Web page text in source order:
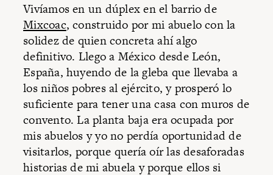
Vivíamos en un dúplex en el barrio de
Mixcoac, construido por mi abuelo con la
solidez de quien concreta ahí algo
definitivo. Llego a México desde León,
España, huyendo de la gleba que llevaba a
los niños pobres al ejército, y prosperó lo
suficiente para tener una casa con muros de
convento. La planta baja era ocupada por
mis abuelos y yo no perdía oportunidad de
visitarlos, porque quería oír las desaforadas
historias de mi abuela y porque ellos si